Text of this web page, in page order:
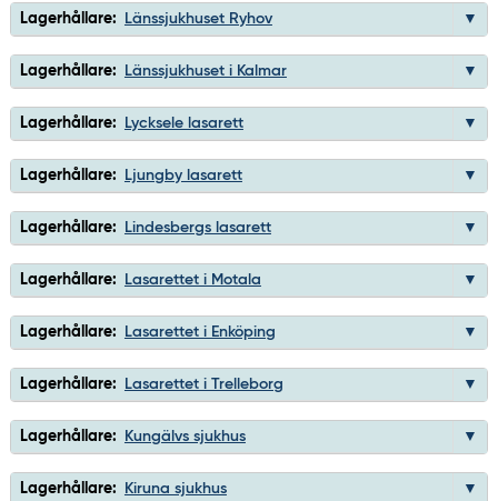
Lagerhållare: Länssjukhuset Ryhov
Lagerhållare: Länssjukhuset i Kalmar
Lagerhållare: Lycksele lasarett
Lagerhållare: Ljungby lasarett
Lagerhållare: Lindesbergs lasarett
Lagerhållare: Lasarettet i Motala
Lagerhållare: Lasarettet i Enköping
Lagerhållare: Lasarettet i Trelleborg
Lagerhållare: Kungälvs sjukhus
Lagerhållare: Kiruna sjukhus